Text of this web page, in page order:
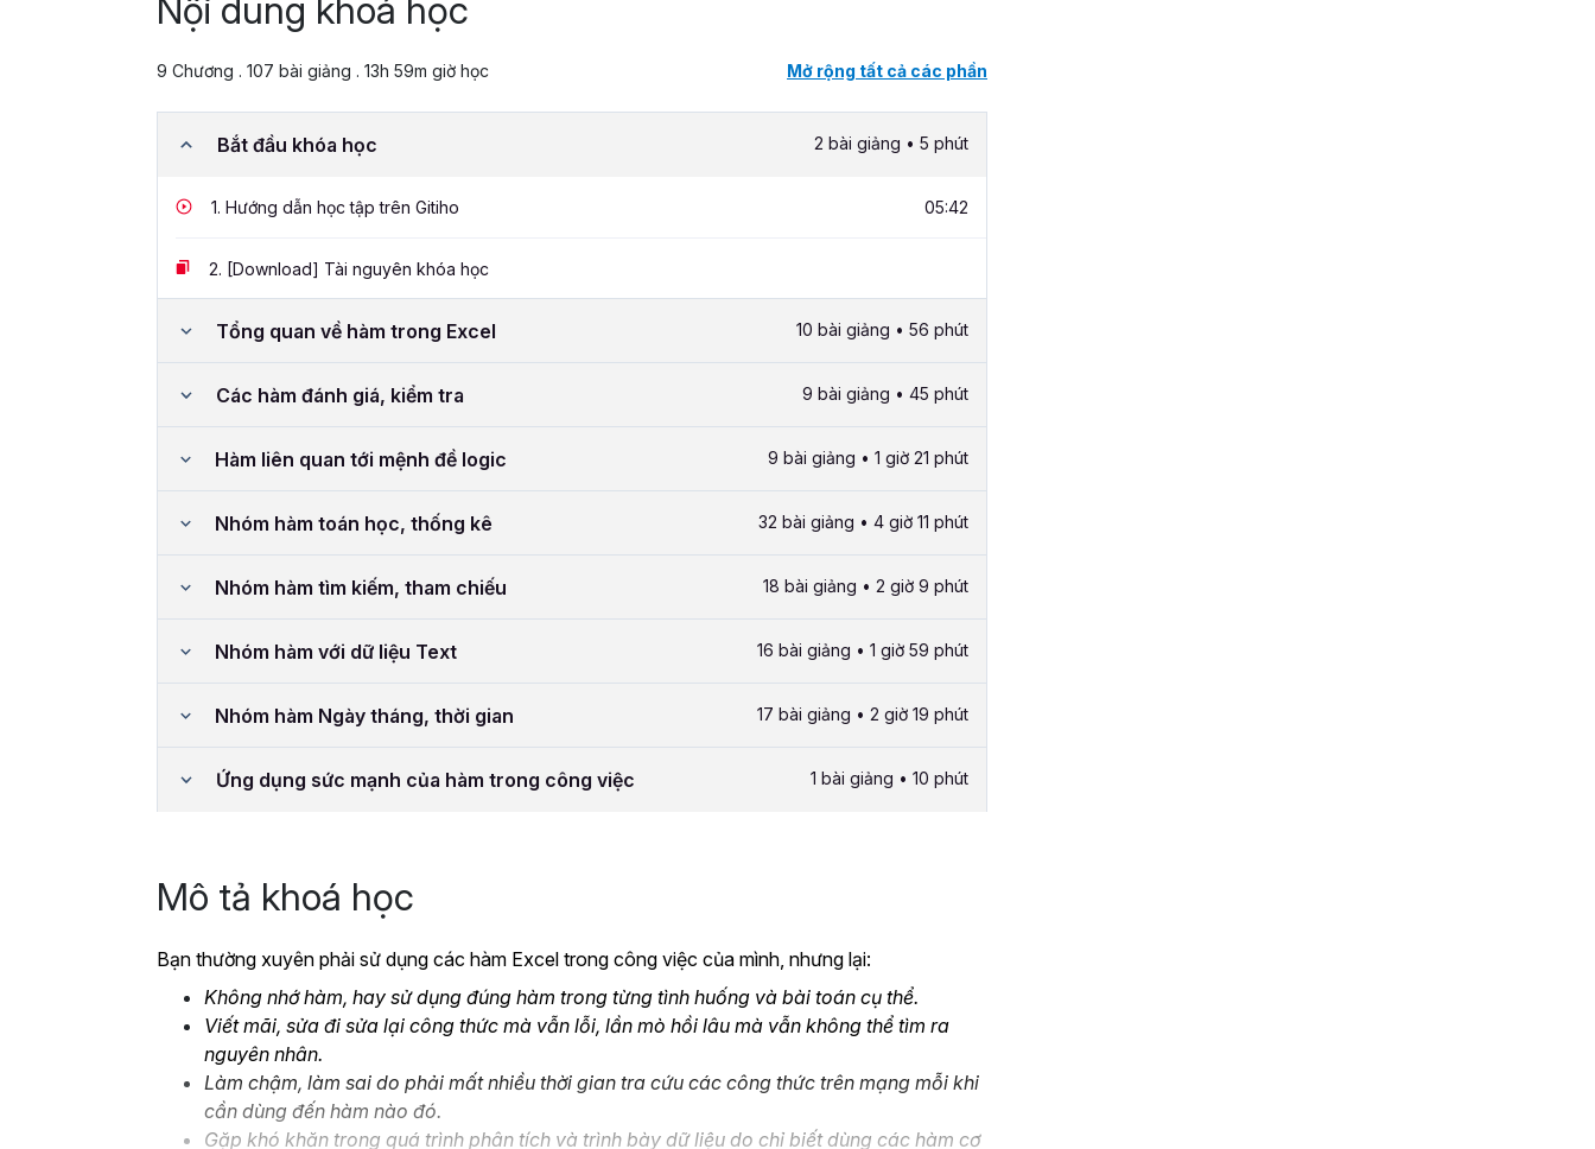
Nội dung khoá học
9 Chương . 107 bài giảng . 13h 59m giờ học Mở rộng tất cả các phần
Bắt đầu khóa học 2 bài giảng • 5 phút
1. Hướng dẫn học tập trên Gitiho 05:42
2. [Download] Tài nguyên khóa học
Tổng quan về hàm trong Excel 10 bài giảng • 56 phút
Các hàm đánh giá, kiểm tra 9 bài giảng • 45 phút
Hàm liên quan tới mệnh đề logic 9 bài giảng • 1 giờ 21 phút
Nhóm hàm toán học, thống kê 32 bài giảng • 4 giờ 11 phút
Nhóm hàm tìm kiếm, tham chiếu 18 bài giảng • 2 giờ 9 phút
Nhóm hàm với dữ liệu Text 16 bài giảng • 1 giờ 59 phút
Nhóm hàm Ngày tháng, thời gian 17 bài giảng • 2 giờ 19 phút
Ứng dụng sức mạnh của hàm trong công việc 1 bài giảng • 10 phút
Mô tả khoá học
Bạn thường xuyên phải sử dụng các hàm Excel trong công việc của mình, nhưng lại:
Không nhớ hàm, hay sử dụng đúng hàm trong từng tình huống và bài toán cụ thể.
Viết mãi, sửa đi sửa lại công thức mà vẫn lỗi, lần mò hồi lâu mà vẫn không thể tìm ra
nguyên nhân.
Làm chậm, làm sai do phải mất nhiều thời gian tra cứu các công thức trên mạng mỗi khi
cần dùng đến hàm nào đó.
Gặp khó khăn trong quá trình phân tích và trình bày dữ liệu do chỉ biết dùng các hàm cơ